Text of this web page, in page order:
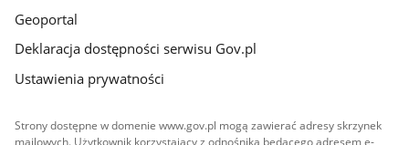
Geoportal
Deklaracja dostępności serwisu Gov.pl
Ustawienia prywatności
Strony dostępne w domenie www.gov.pl mogą zawierać adresy skrzynek
mailowych. Użytkownik korzystający z odnośnika będącego adresem e-